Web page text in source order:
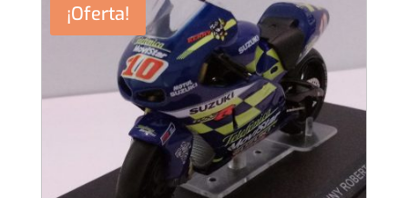
¡Oferta!